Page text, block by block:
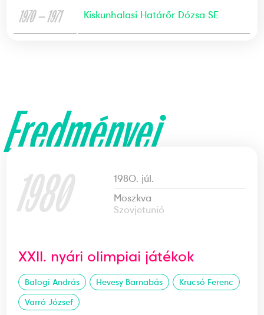
1970 — 1971 Kiskunhalasi Határőr Dózsa SE
Eredményei
1980
1980. júl.
Moszkva
Szovjetunió
XXII. nyári olimpiai játékok
Balogi András Hevesy Barnabás
Krucsó Ferenc
Varró József